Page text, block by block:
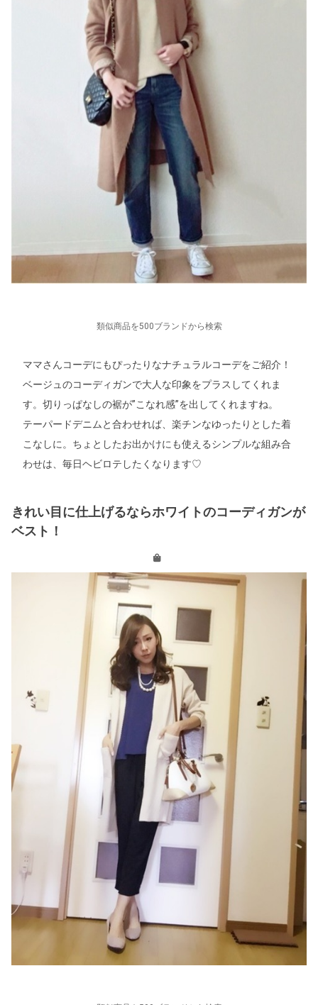
類似商品を500ブランドから検索
ママさんコーデにもぴったりなナチュラルコーデをご紹介！
ベージュのコーディガンで大人な印象をプラスしてくれま
す。切りっぱなしの裾が”こなれ感”を出してくれますね。
テーパードデニムと合わせれば、楽チンなゆったりとした着
こなしに。ちょとしたお出かけにも使えるシンプルな組み合
わせは、毎日ヘビロテしたくなります♡
きれい目に仕上げるならホワイトのコーディガンが
ベスト！